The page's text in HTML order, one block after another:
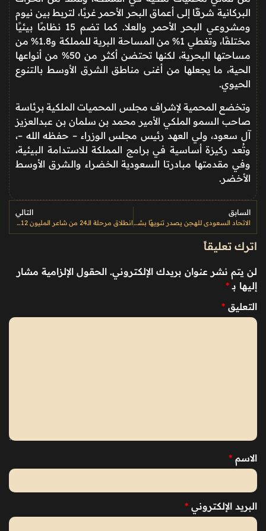
البركانية شرقًا إلى أعماق البحر الأحمر غربًا، لتربط بين نيوم
ومشروعي البحر الأحمر والعلا. كما تضم 15 نظامًا بيئيًا
مختلفًا، وتغطي 1% من المساحة البرية للمملكة و1.8% من
مساحتها البحرية، لكنها تحتضن أكثر من 50% من أنواعها
الحية، ما يجعلها من أغنى مناطق الشرق الأوسط بالتنوع
الحيوي.
وتخضع المحمية لإشراف مجلس المحميات الملكية برئاسة
صاحب السمو الملكي الأمير محمد بن سلمان بن عبدالعزيز
آل سعود، ولي العهد رئيس مجلس الوزراء – حفظه الله –،
وتُعد ركيزة أساسية في برامج المملكة للاستدامة البيئية،
وفي مقدمتها مبادرتا السعودية الخضراء والشرق الأوسط
الأخضر.
السابق
الاتحاد السعودي للهجن يصدر تنويهًا بشأن فحص الصدمات الكهربائية في أشواط الرموز
التالي
انطلاق مرحلة الـ24 من شاعر المليون 12 الثلاثاء على مسرح شاطئ الراحة
اترك تعليقاً
لن يتم نشر عنوان بريدك الإلكتروني. الحقول الإلزامية مشار
إليها بـ *
التعليق *
الاسم *
البريد الإلكتروني *